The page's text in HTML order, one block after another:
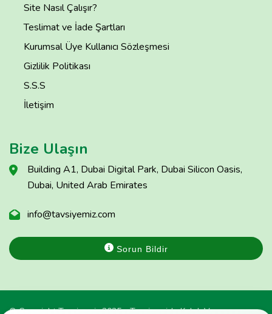
Site Nasıl Çalışır?
Teslimat ve İade Şartları
Kurumsal Üye Kullanıcı Sözleşmesi
Gizlilik Politikası
S.S.S
İletişim
Bize Ulaşın
Building A1, Dubai Digital Park, Dubai Silicon Oasis,
Dubai, United Arab Emirates
info@tavsiyemiz.com
Sorun Bildir
© Copyright Tavsiyemiz 2025 - Tavsiyemiz'e Kulak Ver